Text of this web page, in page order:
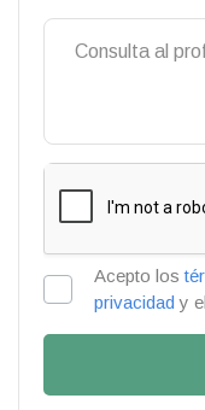
Acepto los
privacidad y